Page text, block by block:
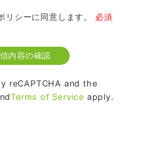
リシーに同意します。 必須
reCAPTCHA and the
Terms of Service apply.